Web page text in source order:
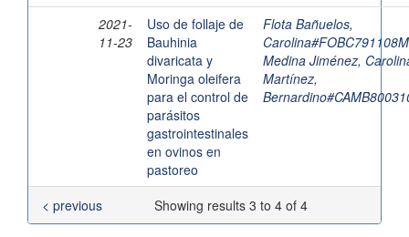
2021-
11-23
Uso de follaje de
Bauhinia
divaricata y
Moringa oleifera
para el control de
parásitos
gastrointestinales
en ovinos en
pastoreo
Flota Bañuelos,
Medina Jiménez,
Martínez,
Showing results 3 to 4 of 4
< previous